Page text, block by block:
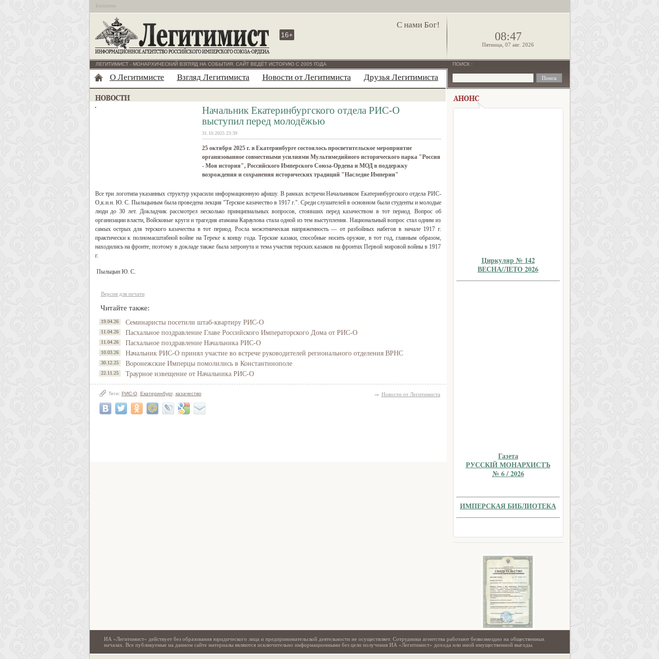
Бесплатно
С нами Бог!
16+ 08:47
Пятница, 07 авг. 2026
ЛЕГИТИМИСТ - МОНАРХИЧЕСКИЙ ВЗГЛЯД НА СОБЫТИЯ. САЙТ ВЕДЁТ ИСТОРИЮ С 2005 ГОДА
О Легитимисте Взгляд Легитимиста Новости от Легитимиста Друзья Легитимиста
Начальник Екатеринбургского отдела РИС-О
выступил перед молодёжью
31.10.2025 23:39
25 октября 2025 г. в Екатеринбурге состоялось просветительское мероприятие
организованное совместными усилиями Мультимедийного исторического парка "Россия
- Моя история", Российского Имперского Союза-Ордена и МОД в поддержку
возрождения и сохранения исторических традиций "Наследие Империи"
Все три логотипа указанных структур украсили информационную афишу. В рамках встречи Начальником Екатеринбургского отдела РИС-
О,к.и.н. Ю. С. Пыльцыным была проведена лекция "Терское казачество в 1917 г.". Среди слушателей в основном были студенты и молодые
люди до 30 лет. Докладчик рассмотрел несколько принципиальных вопросов, стоявших перед казачеством в тот период. Вопрос об
организации власти, Войсковые круги и трагедия атамана Караулова стала одной из тем выступления. Национальный вопрос стал одним из
самых острых для терского казачества в тот период. Росла межэтническая напряженность — от разбойных набегов в начале 1917 г.
практически к полномасштабной войне на Тереке к концу года. Терские казаки, способные носить оружие, в тот год, главным образом,
находились на фронте, поэтому в докладе также была затронута и тема участия терских казаков на фронтах Первой мировой войны в 1917
г.
Пыльцын Ю. С.
Версия для печати
Читайте также:
19.04.26 Семинаристы посетили штаб-квартиру РИС-О
11.04.26 Пасхальное поздравление Главе Российского Императорского Дома от РИС-О
11.04.26 Пасхальное поздравление Начальника РИС-О
10.03.26 Начальник РИС-О принял участие во встрече руководителей регионального отделения ВРНС
30.12.25 Воронежские Имперцы помолились в Константинополе
22.11.25 Траурное извещение от Начальника РИС-О
Теги: РИС-О, Екатеринбург, казачество → Новости от Легитимиста
ПОИСК :
Циркуляр № 142
ВЕСНА/ЛЕТО 2026
Газета
РУССКIЙ МОНАРХИСТЪ
№ 6 / 2026
ИМПЕРСКАЯ БИБЛИОТЕКА
ИА «Легитимист» действует без образования юридического лица и предпринимательской деятельности не осуществляет. Сотрудники агентства работают безвозмездно на общественных
началах. Все публикуемые на данном сайте материалы являются исключительно информационными без цели получения ИА «Легитимист» дохода или иной имущественной выгоды.